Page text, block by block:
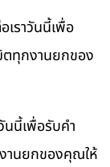
ราวันนี้เพื่อ
ตทุกงานยกของ
นนี้เพื่อรับคำ
านยกของคุณให้